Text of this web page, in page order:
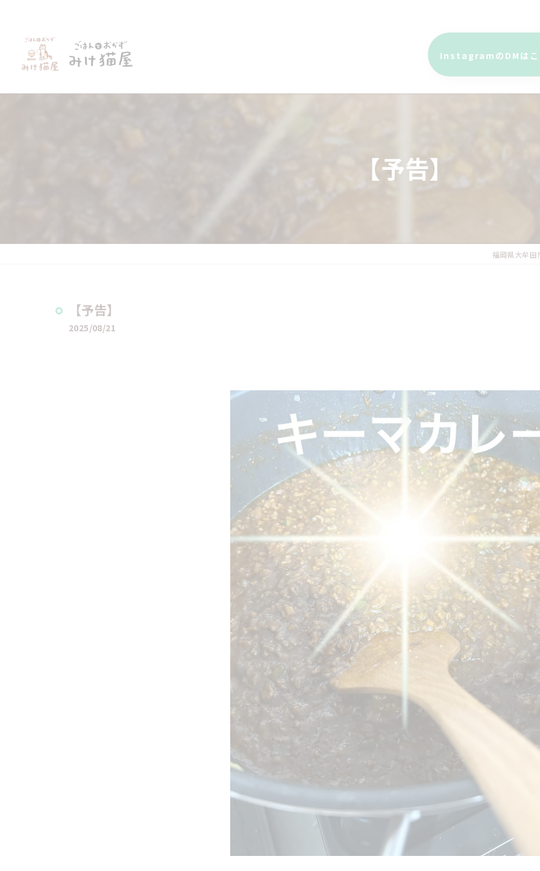
InstagramのDMはこ
【予告】
福岡県大牟田
【予告】
2025/08/21